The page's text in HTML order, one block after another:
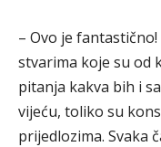
– Ovo je
stvarima koje su od
pitanja kakva bih i
vijeću, toliko su
prijedlozima. Svaka